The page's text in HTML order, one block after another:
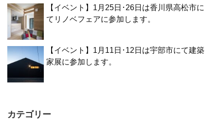
【イベント】1月25日･26日は香川県高松市に
てリノベフェアに参加します。
【イベント】1月11日･12日は宇部市にて建築
家展に参加します。
カテゴリー